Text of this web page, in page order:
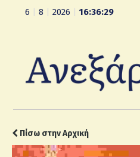
6 8 2026 16:36:30
Πίσω στην Αρχική